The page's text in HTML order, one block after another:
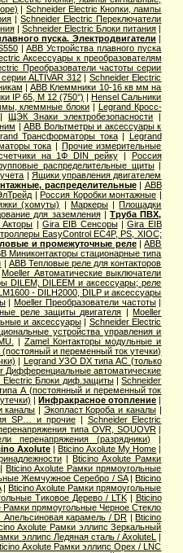
| Schneider Electric Кнопки, лампы
|Schneider Electric Переключатели
| Schneider Electric Блоки питания |
пуска. Электродвигатели |
|ABB Устройства плавного пуска
Аксессуары к преобразователям
Преобразователи частоты серии
ALTIVAR 312| Schneider Electric
|ABB Клеммники 10-16 кв мм на
IP 65, M 12 (750°) |Hensel Сальники
клеммные блоки | Legrand Кросс-
|ЩЭК Знаки электробезопасности |
|ABB Вольтметры и аксессуары к
Трансформаторы тока| Legrand
тока | Прочие измерительные
на 1Ф DIN рейку| Россия
распределительные щиты|
| Ящики управления двигателем
распределительные| ABB
|Россия Коробки монтажные |
(хомуты) | Маркеры|Площадки
для заземления|Труба ПВХ,
Акторы | Gira EIB Сенсоры|Gira EIB
EasyControl EC4P, PS, XIOC;
и промежуточные реле|ABB
Миниконтакторы стационарные типа
| ABB Тепловые реле для контакторов
Moeller Автоматические выключатели
DILEM, DILEEM и аксессуары; реле
- DILH2000, DILP и аксессуары
|Moeller Преобразователи частоты|
реле защиты двигателя |Moeller
и аксессуары| Schneider Electric
устройства управления и
|Zamel Контакторы модульные и
и переменный ток утечки)
| Legrand УЗО DX типа АС (только
Дифференциальные автоматические
Electric Блоки диф.защиты|Schneider
А (постоянный и переменный ток
|Инфракрасное отопление |
каналы | Экопласт Короба и каналы|
SP… и прочие| Schneider Electric
типа OVR, SOUOVR|
перенапряжения (разрядники)
|
Axolute|Bticino Axolute My Home |
|Bticino Axolute Рамки
|Bticino Axolute Рамки прямоугольные
Жемчужное Серебро / SA|Bticino
|Bticino Axolute Рамки прямоугольные
Тиковое Дерево / LTK| Bticino
Рамки прямоугольные Черное Стекло
Апельсиновая карамель / DR |Bticino
Axolute Рамки эллипс Зеркальный
эллипс Ледяная сталь / AxoluteL
|
Axolute Рамки эллипс Орех / LNC